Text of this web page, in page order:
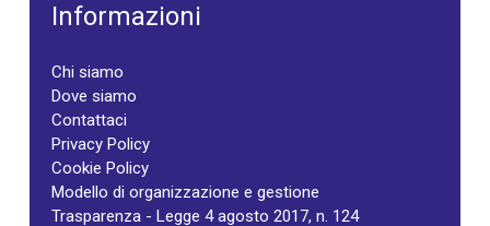
Informazioni
Chi siamo
Dove siamo
Contattaci
Privacy Policy
Cookie Policy
Modello di organizzazione e gestione
Trasparenza - Legge 4 agosto 2017, n. 124